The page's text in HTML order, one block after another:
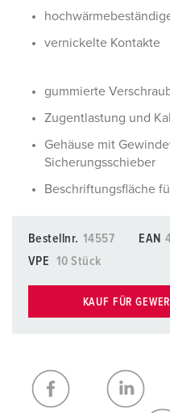
vernickelte Kontakte
gummierte
Zugentlastung und
Gehäuse mit
Sicherungsschieber
Beschriftungsfläche
Bestellnr. 14557 EAN
VPE
10 Stück
KAUF FÜR